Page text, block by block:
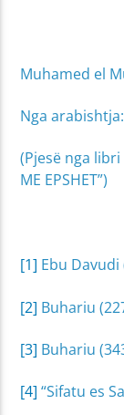
Muhamed el
Nga
(Pjesë nga libri
ME EPSHET”)
[1] Ebu Davudi
[2] Buhariu
[3] Buhariu
[4] “Sifatu es